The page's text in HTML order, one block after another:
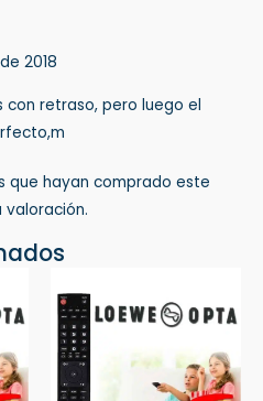
2018
con retraso, pero luego el
que hayan comprado este